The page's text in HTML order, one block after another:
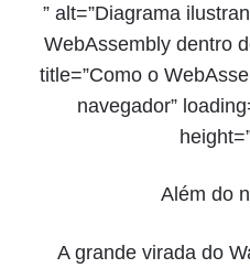
” alt=”Diagrama
WebAssembly dentro
title=”Como o
navegador”
Além do
A grande virada do